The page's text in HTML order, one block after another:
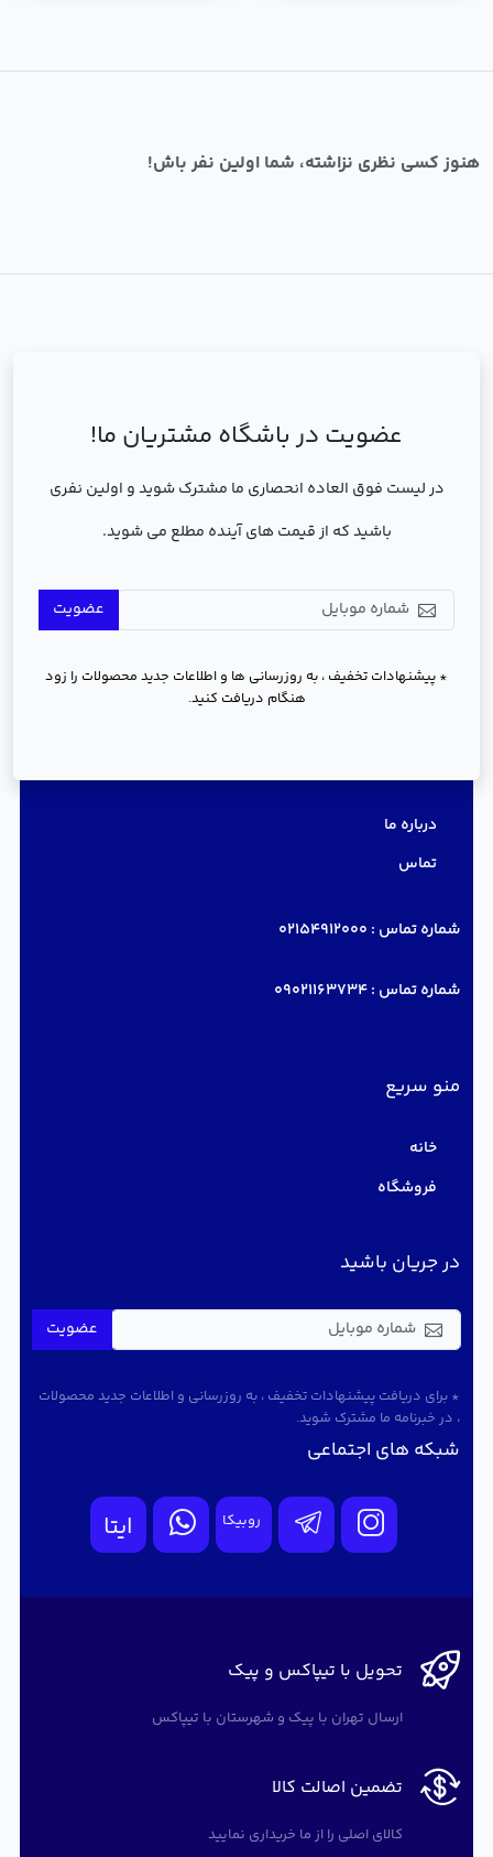
هنوز کسی نظری نزاشته، شما اولین نفر باش!
عضویت در باشگاه مشتریان ما!
در لیست فوق العاده انحصاری ما مشترک شوید و اولین نفری
باشید که از قیمت های آینده مطلع می شوید.
عضویت
* پیشنهادات تخفیف ، به روزرسانی ها و اطلاعات جدید محصولات را زود
هنگام دریافت کنید.
درباره ما
تماس
شماره تماس : 02154912000
شماره تماس :09021163734
منو سریع
خانه
فروشگاه
در جریان باشید
عضویت
* برای دریافت پیشنهادات تخفیف ، به روزرسانی و اطلاعات جدید محصولات
، در خبرنامه ما مشترک شوید.
شبکه های اجتماعی
روبیکا ایتا
تحویل با تیپاکس و پیک
ارسال تهران با پیک و شهرستان با تیپاکس
تضمین اصالت کالا
کالای اصلی را از ما خریداری نمایید